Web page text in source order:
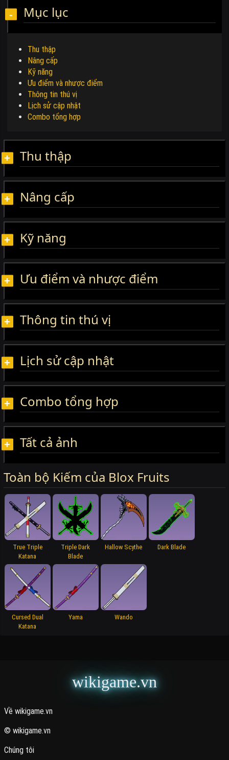
Mục lục
Thu thập
Nâng cấp
Kỹ năng
Ưu điểm và nhược điểm
Thông tin thú vị
Lịch sử cập nhật
Combo tổng hợp
Thu thập
Nâng cấp
Kỹ năng
Ưu điểm và nhược điểm
Thông tin thú vị
Lịch sử cập nhật
Combo tổng hợp
Tất cả ảnh
Toàn bộ Kiếm của Blox Fruits
True Triple
Katana
Triple Dark
Blade
Hallow Scythe Dark Blade
Cursed Dual
Katana
Yama Wando
wikigame.vn
Về wikigame.vn
© wikigame.vn
Chúng tôi